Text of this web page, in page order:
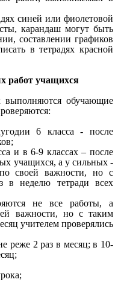
синей или фиолетовой
карандаш могут быть
составлении графиков
в тетрадях красной
работ учащихся
выполняются обучающие
6 класса - после
и в 6-9 классах – после
учащихся, а у сильных -
своей важности, но с
в неделю тетради всех
не все работы, а
важности, но с таким
учителем проверялись
реже 2 раз в месяц; в 10-